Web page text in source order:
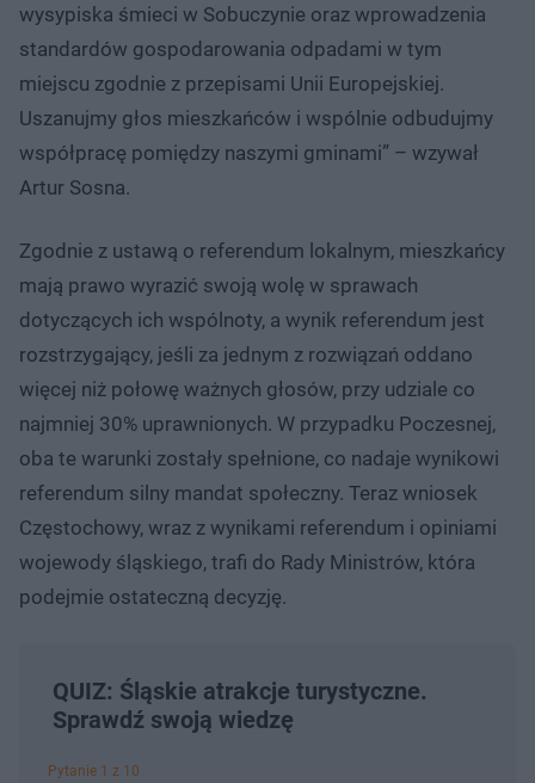
wysypiska śmieci w Sobuczynie oraz wprowadzenia
standardów gospodarowania odpadami w tym
miejscu zgodnie z przepisami Unii Europejskiej.
Uszanujmy głos mieszkańców i wspólnie odbudujmy
współpracę pomiędzy naszymi gminami” – wzywał
Artur Sosna.
Zgodnie z ustawą o referendum lokalnym, mieszkańcy
mają prawo wyrazić swoją wolę w sprawach
dotyczących ich wspólnoty, a wynik referendum jest
rozstrzygający, jeśli za jednym z rozwiązań oddano
więcej niż połowę ważnych głosów, przy udziale co
najmniej 30% uprawnionych. W przypadku Poczesnej,
oba te warunki zostały spełnione, co nadaje wynikowi
referendum silny mandat społeczny. Teraz wniosek
Częstochowy, wraz z wynikami referendum i opiniami
wojewody śląskiego, trafi do Rady Ministrów, która
podejmie ostateczną decyzję.
QUIZ: Śląskie atrakcje turystyczne.
Sprawdź swoją wiedzę
Pytanie 1 z 10